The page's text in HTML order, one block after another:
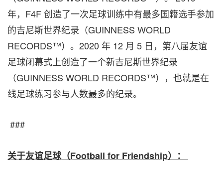
年，F4F 创造了一次足球训练中有最多国籍选手参加
的吉尼斯世界纪录（GUINNESS WORLD
RECORDS™）。2020 年 12 月 5 日，第八届友谊
足球闭幕式上创造了一个新吉尼斯世界纪录
（GUINNESS WORLD RECORDS™），也就是在
线足球练习参与人数最多的纪录。
###
关于友谊足球（Football for Friendship）：